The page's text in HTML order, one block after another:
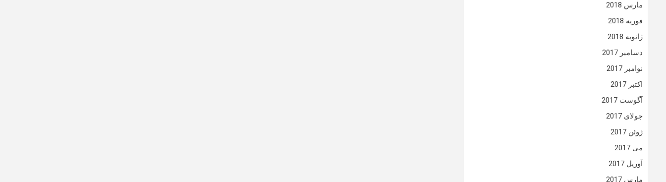
مارس 2018
فوریه 2018
ژانویه 2018
دسامبر 2017
نوامبر 2017
اکتبر 2017
آگوست 2017
جولای 2017
ژوئن 2017
می 2017
آوریل 2017
مارس 2017